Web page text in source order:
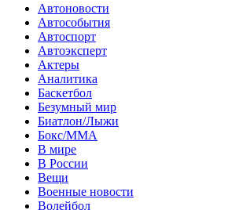
Автоновости
Автособытия
Автоспорт
Автоэксперт
Актеры
Аналитика
Баскетбол
Безумный мир
Биатлон/Лыжи
Бокс/MMA
В мире
В России
Вещи
Военные новости
Волейбол